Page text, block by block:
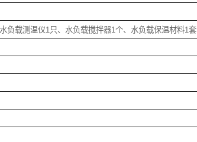
负载测温仪1只、水负载搅拌器1个、水负载保温材料1套